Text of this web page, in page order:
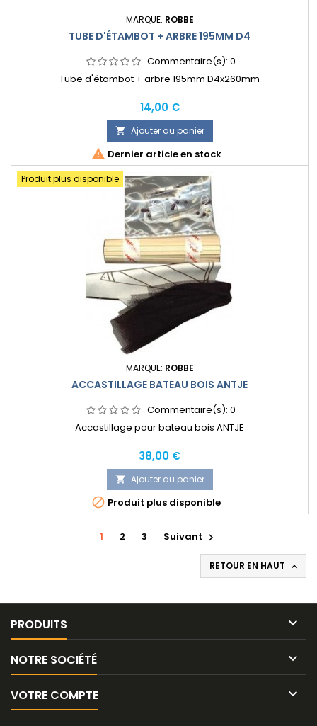
MARQUE: ROBBE
TUBE D'ÉTAMBOT + ARBRE 195MM D4
Commentaire(s): 0
Tube d'étambot + arbre 195mm D4x260mm
Prix
14,00 €
 Ajouter au panier
 Dernier article en stock
Produit plus disponible
MARQUE: ROBBE
ACCASTILLAGE BATEAU BOIS ANTJE
Commentaire(s): 0
Accastillage pour bateau bois ANTJE
Prix
38,00 €
 Ajouter au panier
 Produit plus disponible
1 2 3 Suivant 
RETOUR EN HAUT 
PRODUITS 
NOTRE SOCIÉTÉ 
VOTRE COMPTE 